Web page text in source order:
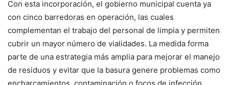
Con esta incorporación, el gobierno municipal cuenta ya
con cinco barredoras en operación, las cuales
complementan el trabajo del personal de limpia y permiten
cubrir un mayor número de vialidades. La medida forma
parte de una estrategia más amplia para mejorar el manejo
de residuos y evitar que la basura genere problemas como
encharcamientos, contaminación o focos de infección.